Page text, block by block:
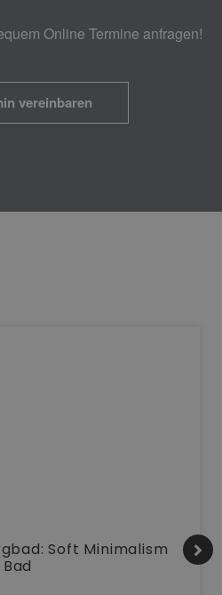
Online Termine anfragen!
vereinbaren
Soft Minimalism